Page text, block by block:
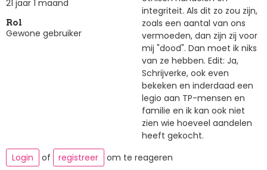
21 jaar 1 maand
Rol
Gewone gebruiker
integriteit. Als dit zo zou zijn,
zoals een aantal van ons
vermoeden, dan zijn zij voor
mij "dood". Dan moet ik niks
van ze hebben. Edit: Ja,
Schrijverke, ook even
bekeken en inderdaad een
legio aan TP-mensen en
familie en ik kan ook niet
zien wie hoeveel aandelen
heeft gekocht.
Login
of registreer om te reageren